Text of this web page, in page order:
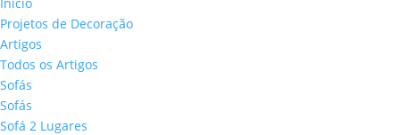
Projetos de Decoração
Artigos
Todos os Artigos
Sofás
Sofás
Sofá 2 Lugares